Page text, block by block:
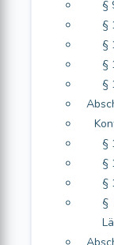
§
§
§
§
§
§
§
§
§